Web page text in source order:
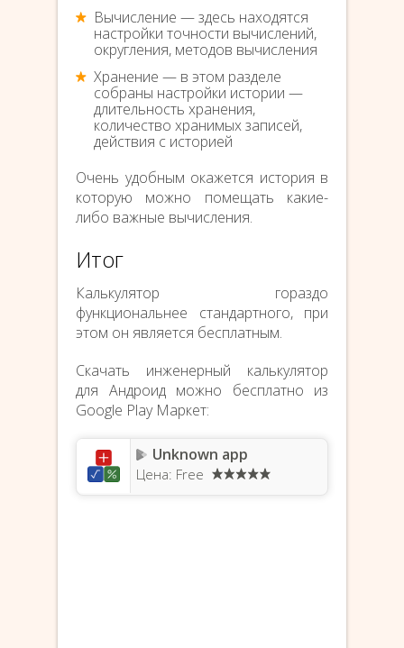
Вычисление — здесь находятся
настройки точности вычислений,
округления, методов вычисления
Хранение — в этом разделе
собраны настройки истории —
длительность хранения,
количество хранимых записей,
действия с историей
Очень удобным окажется история в
которую можно помещать какие-
либо важные вычисления.
Итог
Калькулятор гораздо
функциональнее стандартного, при
этом он является бесплатным.
Скачать инженерный калькулятор
для Андроид можно бесплатно из
Google Play Маркет:
Unknown app
Цена: Free